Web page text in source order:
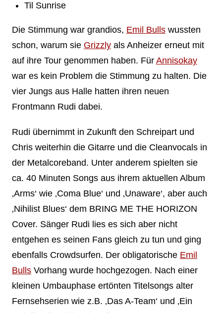
Til Sunrise
Die Stimmung war grandios, Emil Bullswussten
schon, warum sie Grizzlyals Anheizer erneut mit
auf ihre Tour genommen haben. Für Annisokay
war es kein Problem die Stimmung zu halten. Die
vier Jungs aus Halle hatten ihren neuen
Frontmann Rudi dabei.
Rudi übernimmt in Zukunft den Schreipart und
Chris weiterhin die Gitarre und die Cleanvocals in
der Metalcoreband. Unter anderem spielten sie
ca. 40 Minuten Songs aus ihrem aktuellen Album
‚Arms‘ wie ‚Coma Blue‘ und ‚Unaware‘, aber auch
‚Nihilist Blues‘ dem BRING ME THE HORIZON
Cover. Sänger Rudi lies es sich aber nicht
entgehen es seinen Fans gleich zu tun und ging
ebenfalls Crowdsurfen. Der obligatorische Emil
BullsVorhang wurde hochgezogen. Nach einer
kleinen Umbauphase ertönten Titelsongs alter
Fernsehserien wie z.B. ‚Das A-Team‘ und ‚Ein